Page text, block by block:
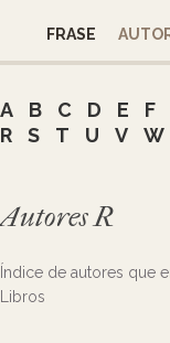
FRASE
A B C D E F
R
S T U V W
Autores R
Índice de autores que
Libros